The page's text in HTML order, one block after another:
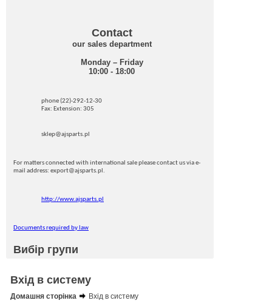
Contact
our sales department
Monday – Friday
10:00 - 18:00
phone (22)-292-12-30
Fax: Extension: 305
sklep@ajsparts.pl
For matters connected with international sale please contact us via e-
mail address: export@ajsparts.pl.
http://www.ajsparts.pl
Documents required by law
Вибір групи
Вхід в систему
Домашня сторінка
Вхід в систему